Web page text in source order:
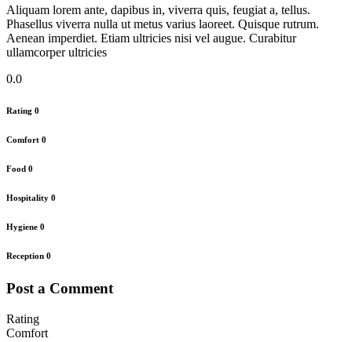
Aliquam lorem ante, dapibus in, viverra quis, feugiat a, tellus.
Phasellus viverra nulla ut metus varius laoreet. Quisque rutrum.
Aenean imperdiet. Etiam ultricies nisi vel augue. Curabitur
ullamcorper ultricies
0.0
Rating 0
Comfort 0
Food 0
Hospitality 0
Hygiene 0
Reception 0
Post a Comment
Rating
Comfort